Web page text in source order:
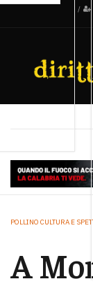
/
POLLINO CULTURA E
A